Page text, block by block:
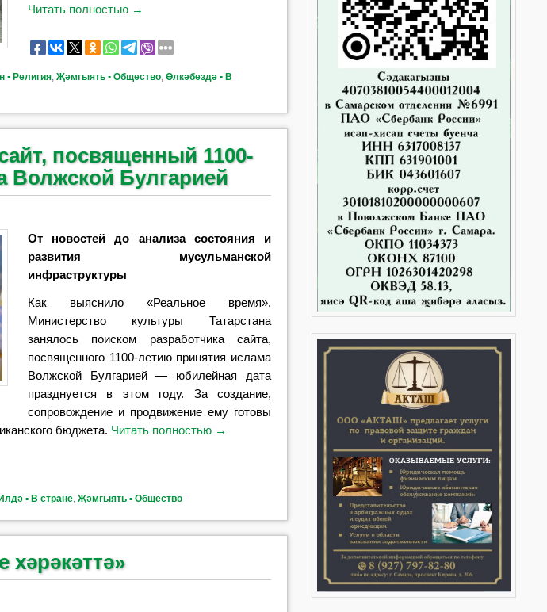
Читать полностью →
▪ Религия,Җәмгыять ▪ Общество,Өлкәбездә ▪ В
посвященный 1100-
Волжской Булгарией
От новостей до анализа состояния и
развития мусульманской
инфраструктуры
Как выяснило «Реальное время»,
Министерство культуры Татарстана
занялось поиском разработчика сайта,
посвященного 1100-летию принятия ислама
Волжской Булгарией — юбилейная дата
празднуется в этом году. За создание,
сопровождение и продвижение ему готовы
бюджета. Читать полностью →
▪ В стране ,Җәмгыять ▪ Общество
хәрәкәттә»